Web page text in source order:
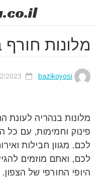
.co.il
מלונות
bazikoyosi
מלונות בנהריה לעונת
פינוק וחמימות, עם כל
לכם. מגוון חבילות
לכם, ואתם מוזמים
היופי החורפי של